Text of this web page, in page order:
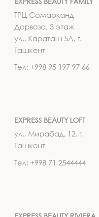
ТРЦ Самарканд
Дарвоза, 3 этаж
ул., Караташ 5А, г.
Ташкент
Тел: +998 95 197 97 66
EXPRESS BEAUTY LOFT
ул., Мирабад, 12, г.
Ташкент
Тел: +998 71 2544444